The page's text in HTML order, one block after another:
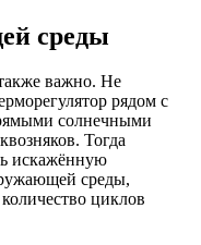
среды
важно. Не
рядом с
солнечными
Тогда
искажённую
среды,
циклов